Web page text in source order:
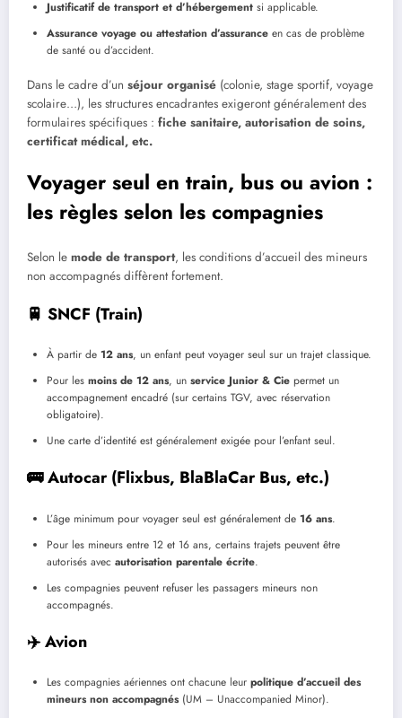
Justificatif de transport et d’hébergement si applicable.
Assurance voyage ou attestation d’assurance en cas de problème
de santé ou d’accident.
Dans le cadre d’un séjour organisé (colonie, stage sportif, voyage
scolaire…), les structures encadrantes exigeront généralement des
formulaires spécifiques : fiche sanitaire, autorisation de soins,
certificat médical, etc.
Voyager seul en train, bus ou avion :
les règles selon les compagnies
Selon le mode de transport, les conditions d’accueil des mineurs
non accompagnés diffèrent fortement.
🚆 SNCF (Train)
À partir de 12 ans, un enfant peut voyager seul sur un trajet classique.
Pour les moins de 12 ans, un service Junior & Cie permet un
accompagnement encadré (sur certains TGV, avec réservation
obligatoire).
Une carte d’identité est généralement exigée pour l’enfant seul.
🚌 Autocar (Flixbus, BlaBlaCar Bus, etc.)
L’âge minimum pour voyager seul est généralement de 16 ans.
Pour les mineurs entre 12 et 16 ans, certains trajets peuvent être
autorisés avec autorisation parentale écrite.
Les compagnies peuvent refuser les passagers mineurs non
accompagnés.
✈️ Avion
Les compagnies aériennes ont chacune leur politique d’accueil des
mineurs non accompagnés(UM – Unaccompanied Minor).